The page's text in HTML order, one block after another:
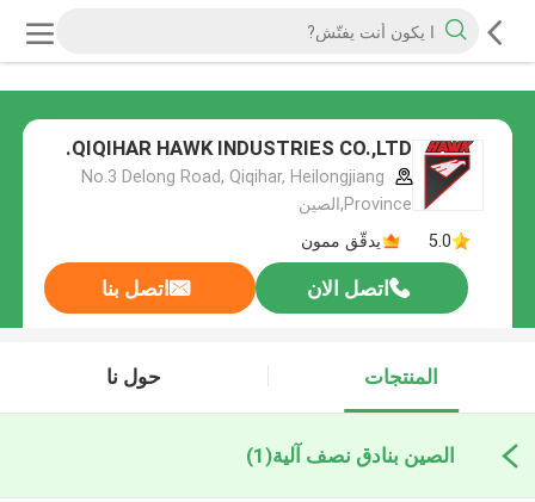
QIQIHAR HAWK INDUSTRIES CO.,LTD.
No.3 Delong Road, Qiqihar, Heilongjiang
Province,الصين
5.0
يدقّق ممون
اتصل الان اتصل بنا
المنتجات حول نا
الصين بنادق نصف آلية(1)